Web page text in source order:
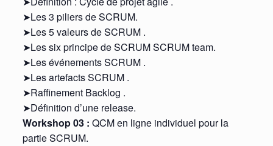
➤Les 3 piliers de SCRUM.
➤Les 5 valeurs de SCRUM .
➤Les six principe de SCRUM SCRUM team.
➤Les événements SCRUM .
➤Les artefacts SCRUM .
➤Raffinement Backlog .
➤Définition d’une release.
Workshop 03 : QCM en ligne individuel pour la
partie SCRUM.